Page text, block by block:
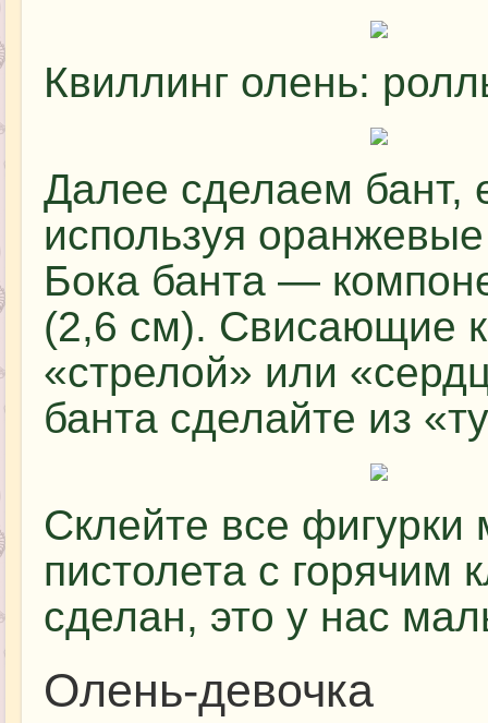
Квиллинг олень:
Далее сделаем бант,
используя
Бока банта —
(2,6 см). Свисающие
«стрелой» или
банта сделайте из
Склейте все
пистолета с горячим
сделан, это у нас
Олень-девочка